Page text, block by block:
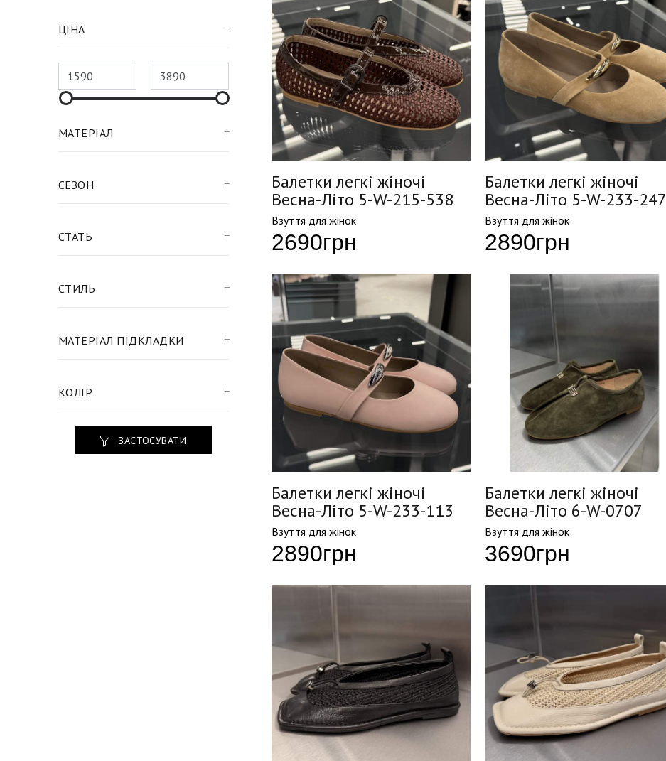
ЦІНА
МАТЕРІАЛ
СЕЗОН
СТАТЬ
СТИЛЬ
МАТЕРІАЛ ПІДКЛАДКИ
КОЛІР
ЗАСТОСУВАТИ
Балетки легкі жіночі
Весна-Літо 5-W-215-538
Взуття для жінок
2690грн
Балетки легкі жіночі
Весна-Літо 5-W-233-247
Взуття для жінок
2890грн
Балетки легкі жіночі
Весна-Літо 5-W-233-113
Взуття для жінок
2890грн
Балетки легкі жіночі
Весна-Літо 6-W-0707
Взуття для жінок
3690грн